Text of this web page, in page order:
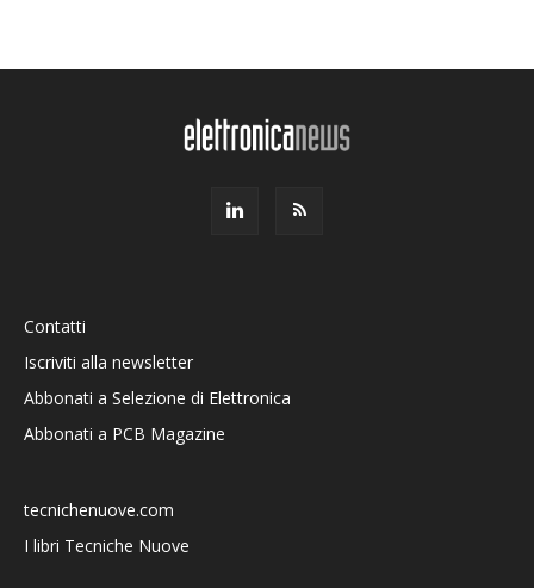
Contatti
Iscriviti alla newsletter
Abbonati a Selezione di Elettronica
Abbonati a PCB Magazine
tecnichenuove.com
I libri Tecniche Nuove